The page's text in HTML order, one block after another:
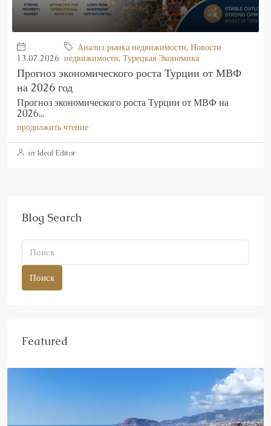
13.07.2026
Анализ рынка недвижимости, Новости
недвижимости, Турецкая Экономика
Прогноз экономического роста Турции от МВФ
на 2026 год
Прогноз экономического роста Турции от МВФ на
2026...
продолжить чтение
от Ideal Editor
Blog Search
Поиск
Featured